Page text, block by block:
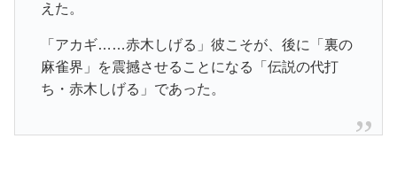
えた。
「アカギ……赤木しげる」彼こそが、後に「裏の
麻雀界」を震撼させることになる「伝説の代打
ち・赤木しげる」であった。